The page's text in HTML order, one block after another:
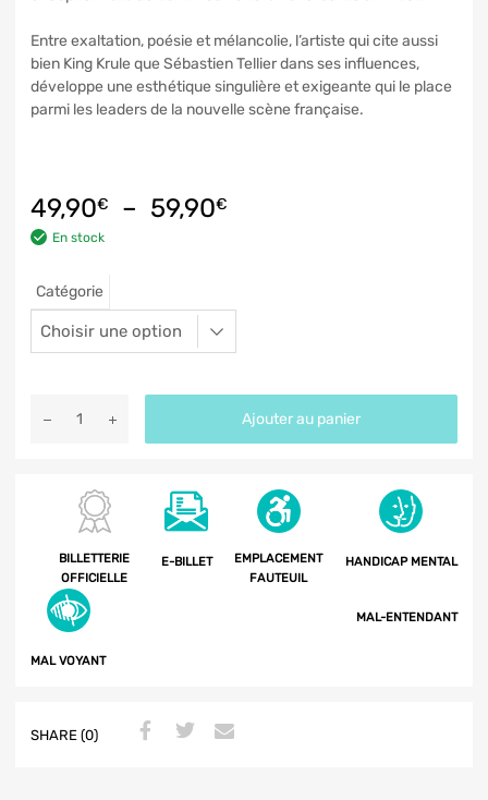
Entre exaltation, poésie et mélancolie, l’artiste qui cite aussi
bien King Krule que Sébastien Tellier dans ses influences,
développe une esthétique singulière et exigeante qui le place
parmi les leaders de la nouvelle scène française.
49,90€ – 59,90€
En stock
Catégorie
Ajouter au panier
BILLETTERIE
OFFICIELLE
E-BILLET
EMPLACEMENT
FAUTEUIL
HANDICAP MENTAL
MAL VOYANT
MAL-ENTENDANT
SHARE (0)